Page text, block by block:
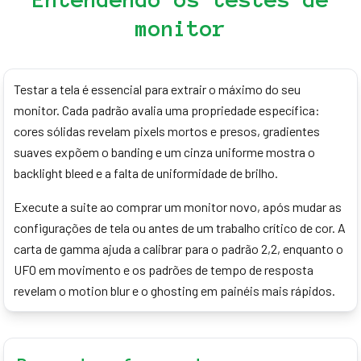
monitor
Testar a tela é essencial para extrair o máximo do seu
monitor. Cada padrão avalia uma propriedade específica:
cores sólidas revelam pixels mortos e presos, gradientes
suaves expõem o banding e um cinza uniforme mostra o
backlight bleed e a falta de uniformidade de brilho.
Execute a suite ao comprar um monitor novo, após mudar as
configurações de tela ou antes de um trabalho crítico de cor. A
carta de gamma ajuda a calibrar para o padrão 2,2, enquanto o
UFO em movimento e os padrões de tempo de resposta
revelam o motion blur e o ghosting em painéis mais rápidos.